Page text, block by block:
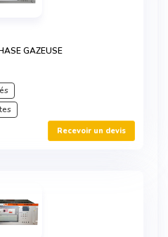
GAZEUSE
Recevoir un devis